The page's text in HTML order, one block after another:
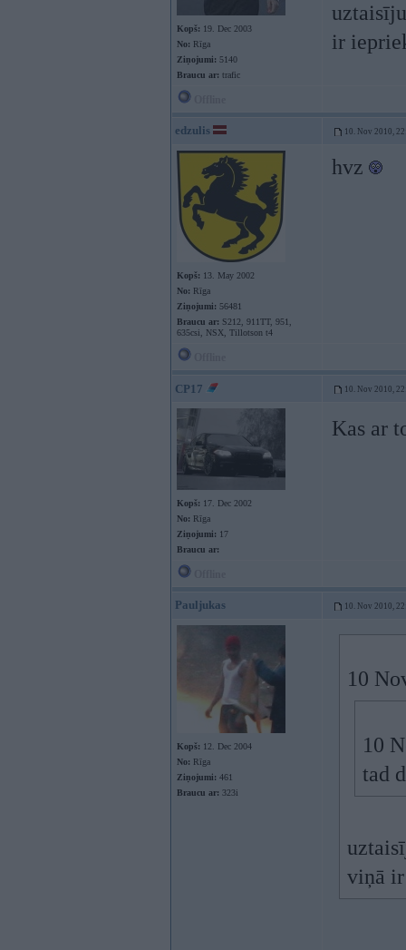
Kopš: 19. Dec 2003
No: Rīga
Ziņojumi: 5140
Braucu ar: trafic
ir
edzulis 10. Nov 2010,
Kopš: 13. May 2002
No: Rīga
Ziņojumi: 56481
Braucu ar: S212, 911TT, 951,
635csi, NSX, Tillotson t4
hvz
CP17 10. Nov 2010,
Kopš: 17. Dec 2002
No: Rīga
Ziņojumi: 17
Braucu ar:
Kas ar
Pauljukas 10. Nov 2010,
Kopš: 12. Dec 2004
No: Rīga
Ziņojumi: 461
Braucu ar: 323i
10
10
tad
viņā